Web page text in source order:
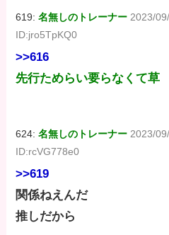
619:名無しのトレーナー 2023/
ID:jro5TpKQ0
>>616
先行ためらい要らなくて草
624:名無しのトレーナー 2023/
ID:rcVG778e0
>>619
関係ねえんだ
推しだから